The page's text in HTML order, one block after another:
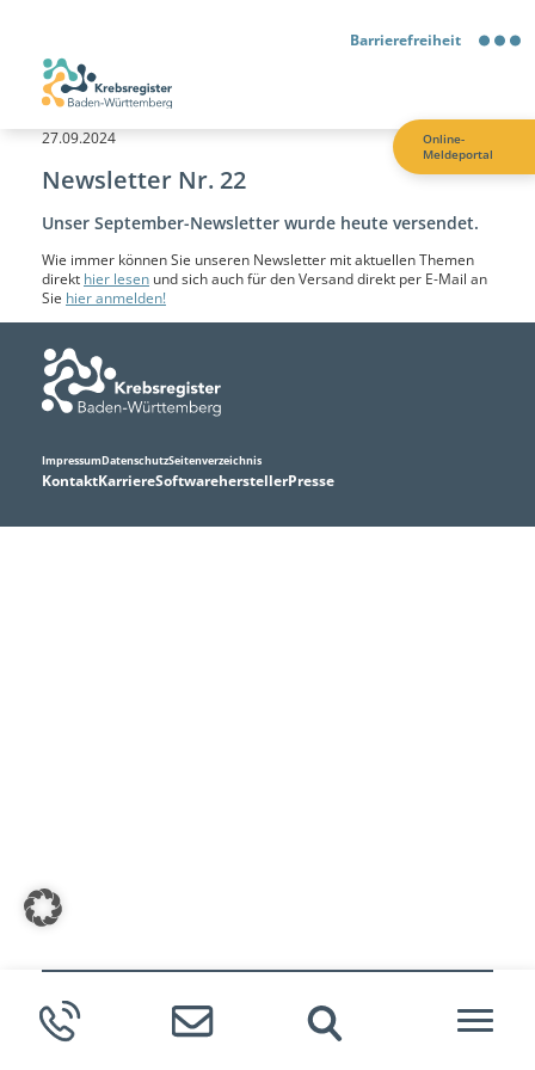
Barrierefreiheit
Barrierefreiheit
Kontrastmodus
Gebärdensprache
Leichte Sprache
27.09.2024
Newsletter Nr. 22
Unser September-Newsletter wurde heute versendet.
Wie immer können Sie unseren Newsletter mit aktuellen Themen
direkt hier lesen und sich auch für den Versand direkt per E-Mail an
Sie hier anmelden!
Online-
Meldeportal
Meldende
KontaktKarriereSoftwareherstellerPresse
ImpressumDatenschutzSeitenverzeichnis